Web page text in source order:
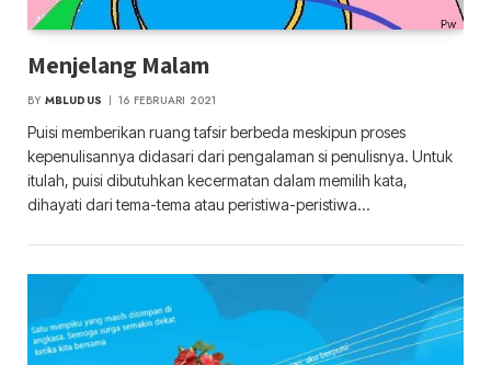
Menjelang Malam
BY MBLUDUS 16 FEBRUARI 2021
Puisi memberikan ruang tafsir berbeda meskipun proses
kepenulisannya didasari dari pengalaman si penulisnya. Untuk
itulah, puisi dibutuhkan kecermatan dalam memilih kata,
dihayati dari tema-tema atau peristiwa-peristiwa…